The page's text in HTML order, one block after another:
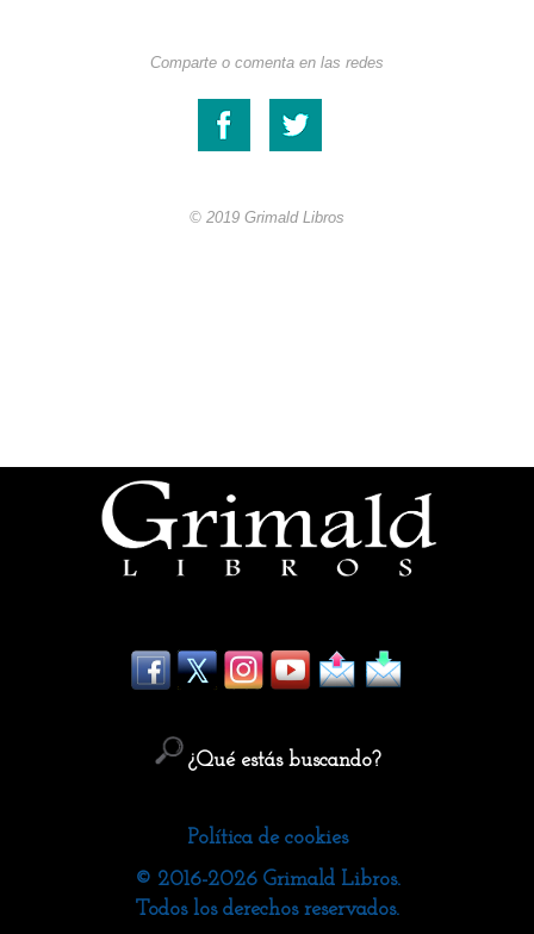
Comparte o comenta en las redes
© 2019 Grimald Libros
¿Qué estás buscando?
Política de cookies
© 2016-2026 Grimald Libros.
Todos los derechos reservados.